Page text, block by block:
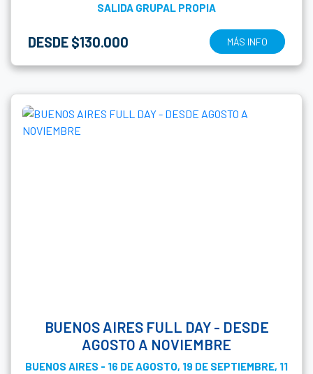
SALIDA GRUPAL PROPIA
DESDE $130.000 MÁS INFO
BUENOS AIRES FULL DAY - DESDE
AGOSTO A NOVIEMBRE
BUENOS AIRES - 16 DE AGOSTO, 19 DE SEPTIEMBRE, 11